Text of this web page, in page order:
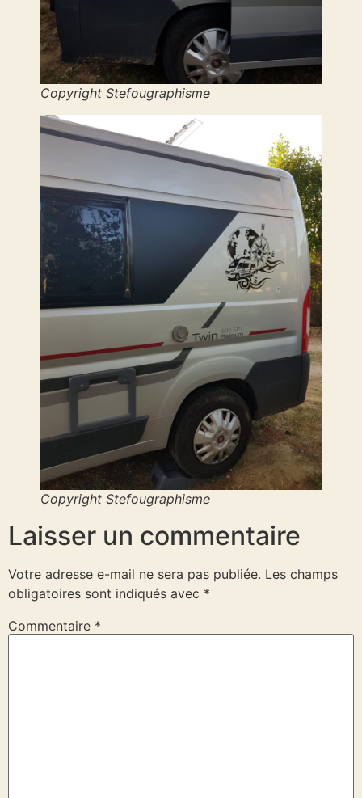
Copyright Stefougraphisme
Copyright Stefougraphisme
Laisser un commentaire
Votre adresse e-mail ne sera pas publiée. Les champs
obligatoires sont indiqués avec *
Commentaire *